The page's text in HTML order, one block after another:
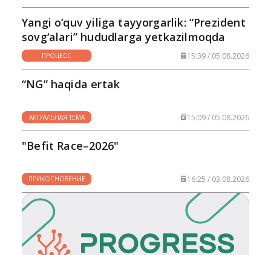
Yangi o‘quv yiliga tayyorgarlik: “Prezident
sovg‘alari” hududlarga yetkazilmoqda
ПРОЦЕСС 15:39 / 05.08.2026
“NG” haqida ertak
АКТУАЛЬНАЯ ТЕМА 15:09 / 05.08.2026
"Befit Race–2026"
ПРИКОСНОВЕНИЕ 16:25 / 03.08.2026